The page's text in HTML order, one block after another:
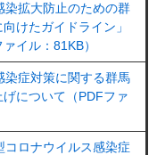
染拡大防止のための群
けたガイドライン」
イル：81KB）
染症対策に関する群馬
について（PDFファ
ロナウイルス感染症